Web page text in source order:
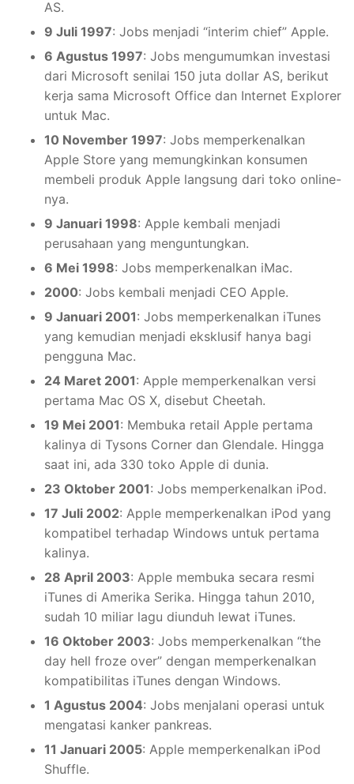
AS.
9 Juli 1997: Jobs menjadi “interim chief” Apple.
6 Agustus 1997: Jobs mengumumkan investasi
dari Microsoft senilai 150 juta dollar AS, berikut
kerja sama Microsoft Office dan Internet Explorer
untuk Mac.
10 November 1997: Jobs memperkenalkan
Apple Store yang memungkinkan konsumen
membeli produk Apple langsung dari toko online-
nya.
9 Januari 1998: Apple kembali menjadi
perusahaan yang menguntungkan.
6 Mei 1998: Jobs memperkenalkan iMac.
2000: Jobs kembali menjadi CEO Apple.
9 Januari 2001: Jobs memperkenalkan iTunes
yang kemudian menjadi eksklusif hanya bagi
pengguna Mac.
24 Maret 2001: Apple memperkenalkan versi
pertama Mac OS X, disebut Cheetah.
19 Mei 2001: Membuka retail Apple pertama
kalinya di Tysons Corner dan Glendale. Hingga
saat ini, ada 330 toko Apple di dunia.
23 Oktober 2001: Jobs memperkenalkan iPod.
17 Juli 2002: Apple memperkenalkan iPod yang
kompatibel terhadap Windows untuk pertama
kalinya.
28 April 2003: Apple membuka secara resmi
iTunes di Amerika Serika. Hingga tahun 2010,
sudah 10 miliar lagu diunduh lewat iTunes.
16 Oktober 2003: Jobs memperkenalkan “the
day hell froze over” dengan memperkenalkan
kompatibilitas iTunes dengan Windows.
1 Agustus 2004: Jobs menjalani operasi untuk
mengatasi kanker pankreas.
11 Januari 2005: Apple memperkenalkan iPod
Shuffle.